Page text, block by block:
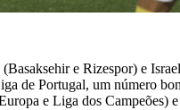
e Rizespor) e
de Portugal, um número
e Liga dos Campeões)